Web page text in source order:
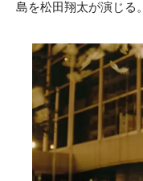
島を松田翔太が演じる。